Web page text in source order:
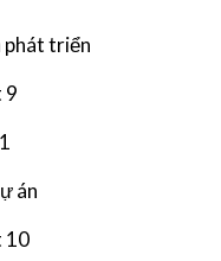
phát triển
9
án
10